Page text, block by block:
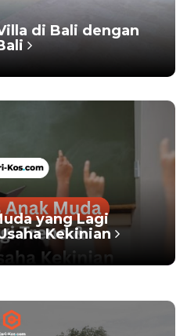
di Bali dengan
yang Lagi
Kekinian